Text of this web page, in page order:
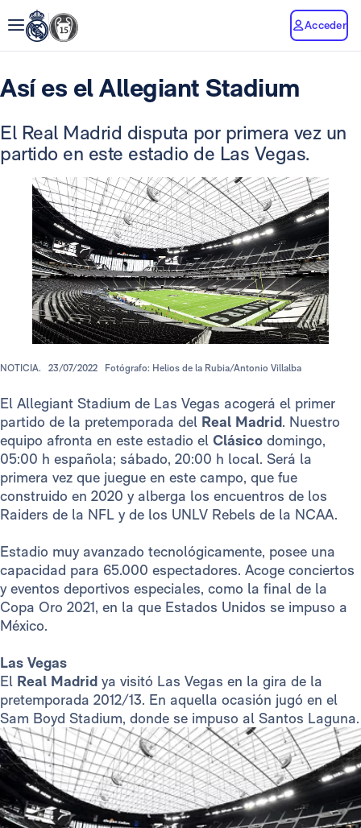
Acceder
Así es el Allegiant Stadium
El Real Madrid disputa por primera vez un
partido en este estadio de Las Vegas.
NOTICIA. 23/07/2022 Fotógrafo: Helios de la Rubia/Antonio Villalba
El Allegiant Stadium de Las Vegas acogerá el primer
partido de la pretemporada del Real Madrid. Nuestro
equipo afronta en este estadio el Clásico domingo,
05:00 h española; sábado, 20:00 h local. Será la
primera vez que juegue en este campo, que fue
construido en 2020 y alberga los encuentros de los
Raiders de la NFL y de los UNLV Rebels de la NCAA.
Estadio muy avanzado tecnológicamente, posee una
capacidad para 65.000 espectadores. Acoge conciertos
y eventos deportivos especiales, como la final de la
Copa Oro 2021, en la que Estados Unidos se impuso a
México.
Las Vegas
El Real Madrid ya visitó Las Vegas en la gira de la
pretemporada 2012/13. En aquella ocasión jugó en el
Sam Boyd Stadium, donde se impuso al Santos Laguna.